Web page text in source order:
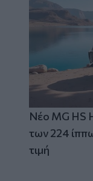
Νέο MG HS
των 224
τιμή